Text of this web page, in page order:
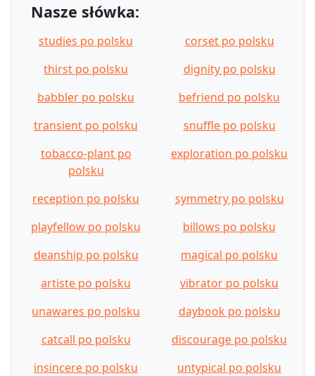
Nasze słówka:
studies po polsku
corset po polsku
thirst po polsku
dignity po polsku
babbler po polsku
befriend po polsku
transient po polsku
snuffle po polsku
tobacco-plant po
polsku
exploration po polsku
reception po polsku
symmetry po polsku
playfellow po polsku
billows po polsku
deanship po polsku
magical po polsku
artiste po polsku
vibrator po polsku
unawares po polsku
daybook po polsku
catcall po polsku
discourage po polsku
insincere po polsku
untypical po polsku